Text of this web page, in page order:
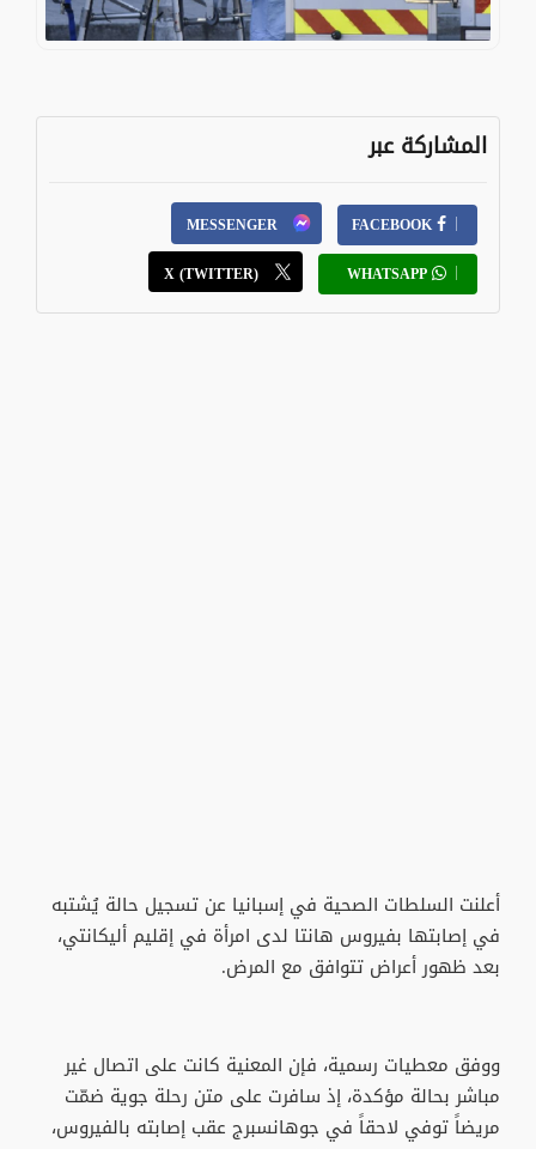
المشاركة عبر
FACEBOOK
MESSENGER
WHATSAPP
X (TWITTER)
أعلنت السلطات الصحية في إسبانيا عن تسجيل حالة يُشتبه
في إصابتها بفيروس هانتا لدى امرأة في إقليم أليكانتي،
بعد ظهور أعراض تتوافق مع المرض.
ووفق معطيات رسمية، فإن المعنية كانت على اتصال غير
مباشر بحالة مؤكدة، إذ سافرت على متن رحلة جوية ضمّت
مريضاً توفي لاحقاً في جوهانسبرج عقب إصابته بالفيروس،